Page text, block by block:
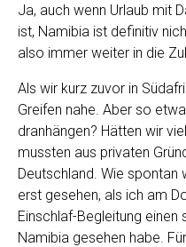
Ja, auch wenn Urlaub mit
ist, Namibia ist definitiv
also immer weiter in die
Als wir kurz zuvor in
Greifen nahe. Aber so
dranhängen? Hätten wir
mussten aus privaten
Deutschland. Wie spontan
erst gesehen, als ich am
Einschlaf-Begleitung einen
Namibia gesehen habe.